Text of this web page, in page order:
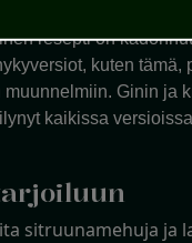
juominen nähtiin usein
resepti on
kuten tämä,
Ginin ja
kaikissa
sitruunamehuja ja